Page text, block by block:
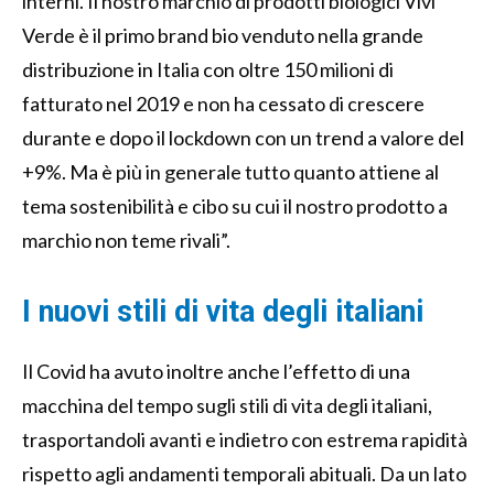
Verde è il primo brand bio venduto nella grande
distribuzione in Italia con oltre 150 milioni di
fatturato nel 2019 e non ha cessato di crescere
durante e dopo il lockdown con un trend a valore del
+9%. Ma è più in generale tutto quanto attiene al
tema sostenibilità e cibo su cui il nostro prodotto a
marchio non teme rivali”.
I nuovi stili di vita degli italiani
Il Covid ha avuto inoltre anche l’effetto di una
macchina del tempo sugli stili di vita degli italiani,
trasportandoli avanti e indietro con estrema rapidità
rispetto agli andamenti temporali abituali. Da un lato